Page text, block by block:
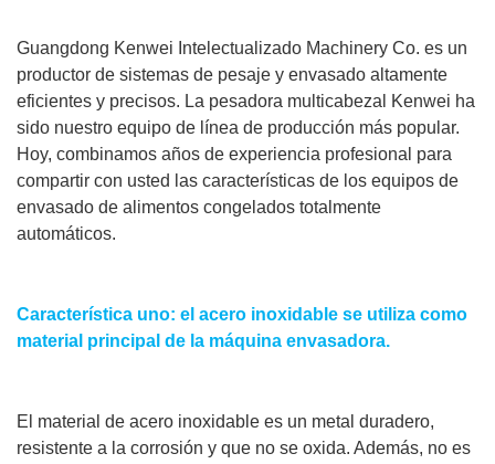
Guangdong Kenwei Intelectualizado Machinery Co. es un
productor de sistemas de pesaje y envasado altamente
eficientes y precisos. La pesadora multicabezal Kenwei ha
sido nuestro equipo de línea de producción más popular.
Hoy, combinamos años de experiencia profesional para
compartir con usted las características de los equipos de
envasado de alimentos congelados totalmente
automáticos.
Característica uno: el acero inoxidable se utiliza como
material principal de la máquina envasadora.
El material de acero inoxidable es un metal duradero,
resistente a la corrosión y que no se oxida. Además, no es